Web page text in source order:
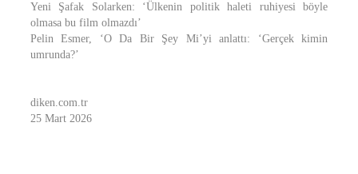
Yeni Şafak Solarken: ‘Ülkenin politik haleti ruhiyesi böyle
olmasa bu film olmazdı’
Pelin Esmer, ‘O Da Bir Şey Mi’yi anlattı: ‘Gerçek kimin
umrunda?’
diken.com.tr
25 Mart 2026